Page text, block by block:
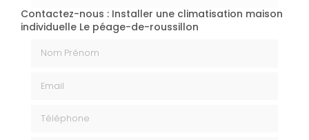
Contactez-nous : Installer une climatisation maison
individuelle Le péage-de-roussillon